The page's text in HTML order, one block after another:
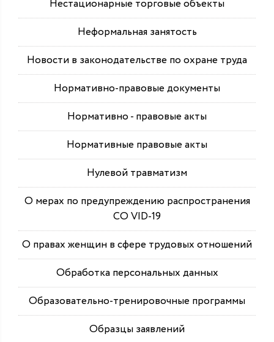
Нестационарные торговые объекты
Неформальная занятость
Новости в законодательстве по охране труда
Нормативно-правовые документы
Нормативно - правовые акты
Нормативные правовые акты
Нулевой травматизм
О мерах по предупреждению распространения
СО VID-19
О правах женщин в сфере трудовых отношений
Обработка персональных данных
Образовательно-тренировочные программы
Образцы заявлений